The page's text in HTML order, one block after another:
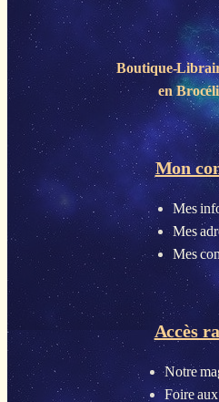
Boutique-
en
Mon
Mes
Mes
Mes
Accès
Notre
Foire